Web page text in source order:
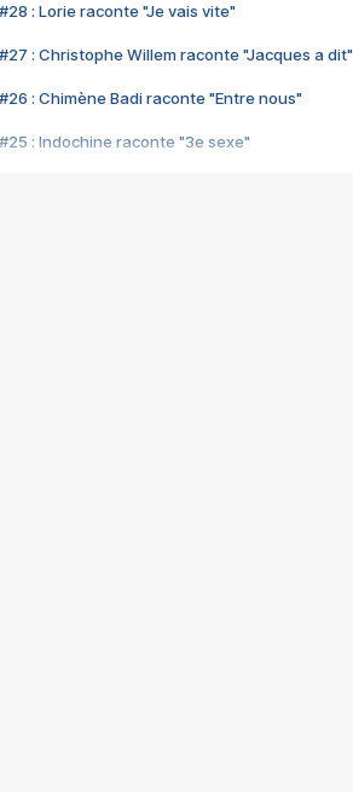
#28 : Lorie raconte "Je vais vite"
#27 : Christophe Willem raconte "Jacques a dit"
#26 : Chimène Badi raconte "Entre nous"
#25 : Indochine raconte "3e sexe"